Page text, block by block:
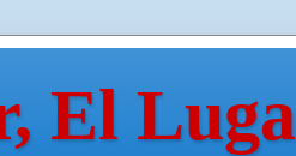
El